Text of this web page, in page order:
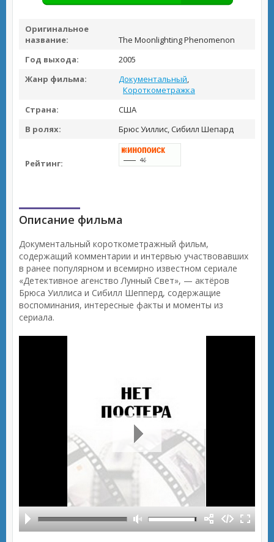
Оригинальное
название:
The Moonlighting Phenomenon
Год выхода:
2005
Жанр фильма:
Документальный,
Короткометражка
Страна:
США
В ролях:
Брюс Уиллис, Сибилл Шепард
Рейтинг:
Описание фильма
Документальный короткометражный фильм,
содержащий комментарии и интервью участвовавших
в ранее популярном и всемирно известном сериале
«Детективное агенство Лунный Свет», — актёров
Брюса Уиллиса и Сибилл Шепперд, содержащие
воспоминания, интересные факты и моменты из
сериала.